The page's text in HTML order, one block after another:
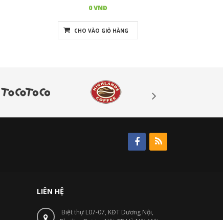
0 VNĐ
CHO VÀO GIỎ HÀNG
LIÊN HỆ
Biệt thự L07-07, KĐT Dương Nội,